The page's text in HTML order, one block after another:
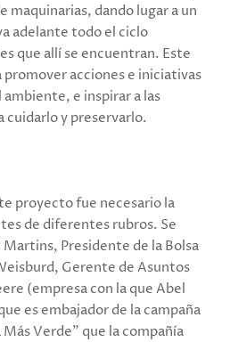
dando lugar a un
adelante todo el ciclo
que allí se encuentran. Este
promover acciones e iniciativas
ambiente, e inspirar a las
cuidarlo y preservarlo.
proyecto fue necesario la
de diferentes rubros. Se
Presidente de la Bolsa
Gerente de Asuntos
(empresa con la que Abel
es embajador de la campaña
Verde” que la compañía